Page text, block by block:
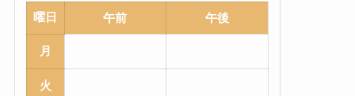
曜日 午前 午後
月
火